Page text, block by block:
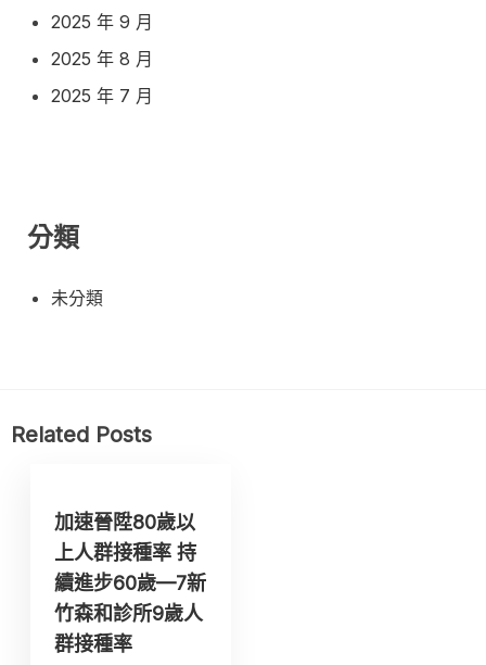
2025 年 9 月
2025 年 8 月
2025 年 7 月
分類
未分類
Related Posts
加速晉陞80歲以
上人群接種率 持
續進步60歲—7新
竹森和診所9歲人
群接種率